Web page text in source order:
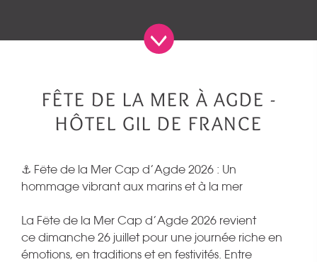
FÊTE DE LA MER À AGDE -
HÔTEL GIL DE FRANCE
⚓ Fête de la Mer Cap d’Agde 2026 : Un
hommage vibrant aux marins et à la mer
La Fête de la Mer Cap d’Agde 2026 revient
ce dimanche 26 juillet pour une journée riche en
émotions, en traditions et en festivités. Entre